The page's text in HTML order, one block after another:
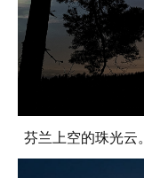
芬兰上空的珠光云